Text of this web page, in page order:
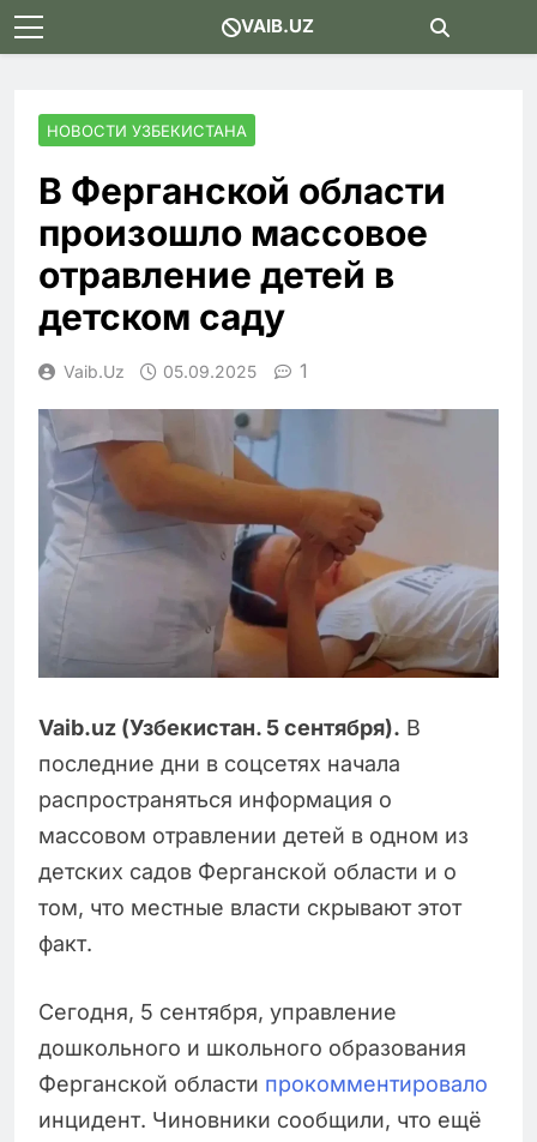
Skip
to
VAIB.UZ
НОВОСТИ УЗБЕКИСТАНА
В Ферганской области
произошло массовое
отравление детей в
детском саду
Vaib.uz 05.09.2025 1
Vaib.uz (Узбекистан. 5 сентября). В
последние дни в соцсетях начала
распространяться информация о
массовом отравлении детей в одном из
детских садов Ферганской области и о
том, что местные власти скрывают этот
факт.
Сегодня, 5 сентября, управление
дошкольного и школьного образования
Ферганской области прокомментировало
инцидент. Чиновники сообщили, что ещё